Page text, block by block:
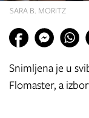
SARA B. MORITZ
Snimljena je u
Flomaster, a